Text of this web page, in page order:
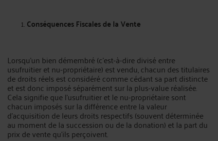
Conséquences Fiscales de la Vente
Lorsqu’un bien démembré (c’est-à-dire divisé entre
usufruitier et nu-propriétaire) est vendu, chacun des titulaires
de droits réels est considéré comme cédant sa part distincte
et est donc imposé séparément sur la plus-value réalisée.
Cela signifie que l’usufruitier et le nu-propriétaire sont
chacun imposés sur la différence entre la valeur
d’acquisition de leurs droits respectifs (souvent déterminée
au moment de la succession ou de la donation) et la part du
prix de vente qu’ils perçoivent.